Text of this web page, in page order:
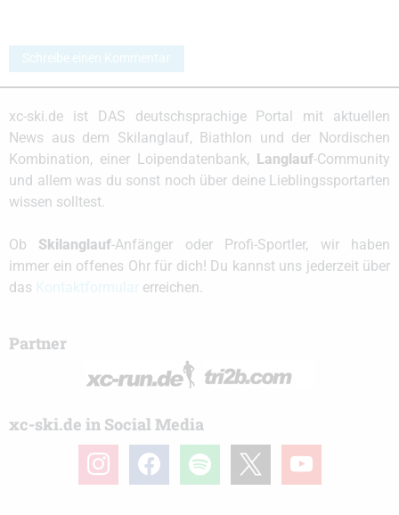
Schreibe einen Kommentar
xc-ski.de ist DAS deutschsprachige Portal mit aktuellen
News aus dem Skilanglauf, Biathlon und der Nordischen
Kombination, einer Loipendatenbank, Langlauf-Community
und allem was du sonst noch über deine Lieblingssportarten
wissen solltest.
Ob Skilanglauf-Anfänger oder Profi-Sportler, wir haben
immer ein offenes Ohr für dich! Du kannst uns jederzeit über
das
erreichen.
Partner
xc-ski.de in Social Media
instagramfacebook spotify youtube